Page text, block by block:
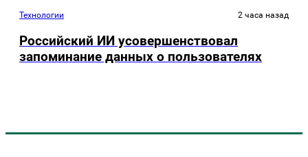
Технологии 2 часа назад
Российский ИИ усовершенствовал
запоминание данных о пользователях